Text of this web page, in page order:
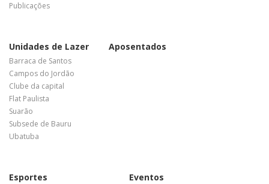
Publicações
Unidades de Lazer
Barraca de Santos
Campos do Jordão
Clube da capital
Flat Paulista
Suarão
Subsede de Bauru
Ubatuba
Aposentados
Esportes Eventos